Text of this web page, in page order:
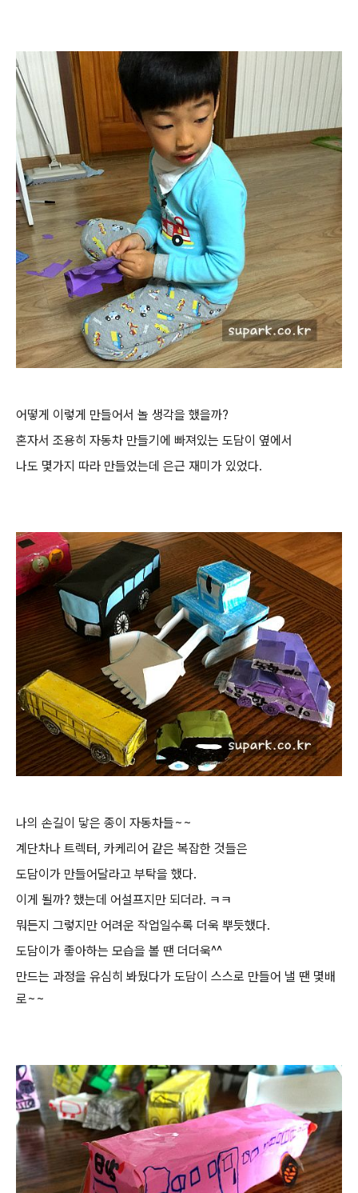
어떻게 이렇게 만들어서 놀 생각을 했을까?
혼자서 조용히 자동차 만들기에 빠져있는 도담이 옆에서
나도 몇가지 따라 만들었는데 은근 재미가 있었다.
나의 손길이 닿은 종이 자동차들~~
계단차나 트렉터, 카케리어 같은 복잡한 것들은
도담이가 만들어달라고 부탁을 했다.
이게 될까? 했는데 어설프지만 되더라. ㅋㅋ
뭐든지 그렇지만 어려운 작업일수록 더욱 뿌듯했다.
도담이가 좋아하는 모습을 볼 땐 더더욱^^
만드는 과정을 유심히 봐뒀다가 도담이 스스로 만들어 낼 땐 몇배
로~~